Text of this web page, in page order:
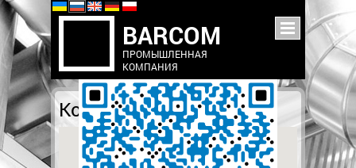
BARCOM
ПРОМЫШЛЕННАЯ
КОМПАНИЯ
Контакты